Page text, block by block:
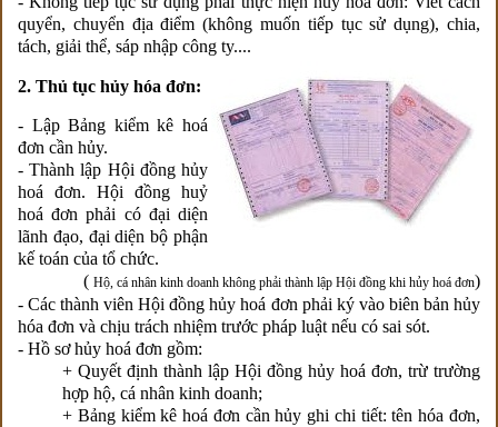
quyển, chuyển địa điểm (không muốn tiếp tục sử dụng), chia,
tách, giải thể, sáp nhập công ty....
2. Thủ tục hủy hóa đơn:
- Lập Bảng kiểm kê hoá
đơn cần hủy.
- Thành lập Hội đồng hủy
hoá đơn. Hội đồng huỷ
hoá đơn phải có đại diện
lãnh đạo, đại diện bộ phận
kế toán của tổ chức.
( Hộ, cá nhân kinh doanh không phải thành lập Hội đồng khi hủy hoá đơn)
- Các thành viên Hội đồng hủy hoá đơn phải ký vào biên bản hủy
hóa đơn và chịu trách nhiệm trước pháp luật nếu có sai sót.
- Hồ sơ hủy hoá đơn gồm:
+ Quyết định thành lập Hội đồng hủy hoá đơn, trừ trường
hợp hộ, cá nhân kinh doanh;
+ Bảng kiểm kê hoá đơn cần hủy ghi chi tiết: tên hóa đơn,